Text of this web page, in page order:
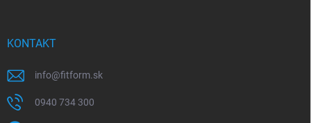
KONTAKT
info@fitform.sk
0940 734 300